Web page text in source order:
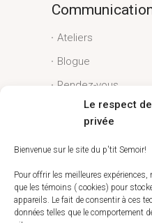
Le respect
privée
Bienvenue sur le site du p'tit Semoir!
Pour offrir les meilleures
que les témoins ( cookies) pour
appareils. Le fait de consentir à ces
données telles que le comportement
Ateliers
Blogue
Rendez-vous
Conditions
Liens utiles
Espace client
Conditions